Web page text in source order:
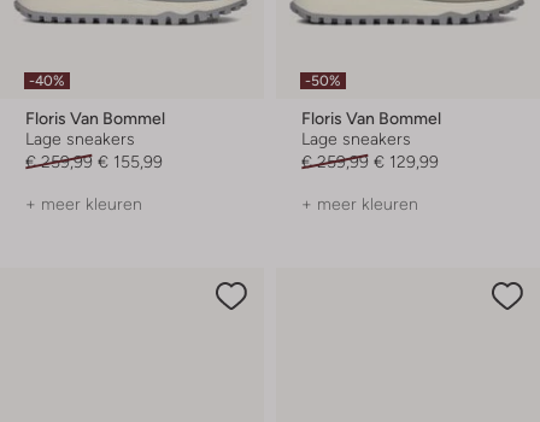
-40%
Floris Van Bommel
Lage sneakers
€ 259,99 € 155,99
+ meer kleuren
-50%
Floris Van Bommel
Lage sneakers
€ 259,99 € 129,99
+ meer kleuren